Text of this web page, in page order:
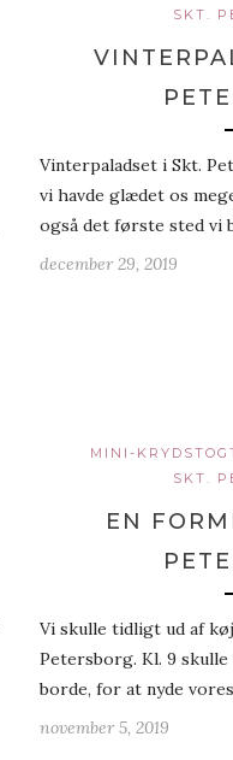
SKT.
Vinterpaladset i Skt.
vi havde glædet os
også det første sted vi
december 29, 2019
MINI-
SKT.
EN
Vi skulle tidligt ud af
Petersborg. Kl. 9
borde, for at nyde
november 5, 2019